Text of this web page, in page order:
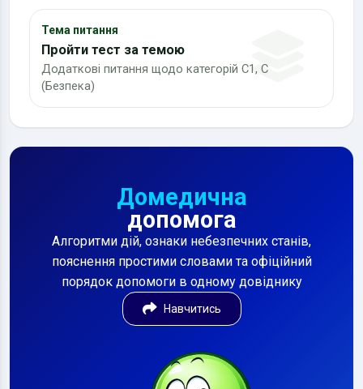
Тема питання
Пройти тест за темою
Додаткові питання щодо категорій C1, C
(Безпека)
Домедична
допомога
Алгоритми дій, ознаки небезпечних станів,
пояснення простими словами та офіційний
порядок допомоги в одному довіднику
Навчитись